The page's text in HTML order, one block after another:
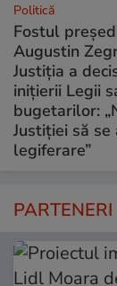
Politică
Fostul
Augustin
Justiția a
inițierii Legii
bugetarilor:
Justiției să se
legiferare”
PARTENERI